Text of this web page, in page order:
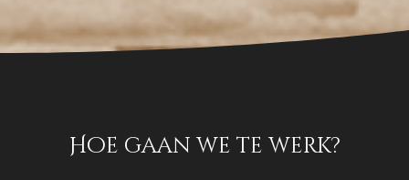
Hoe gaan we te werk?